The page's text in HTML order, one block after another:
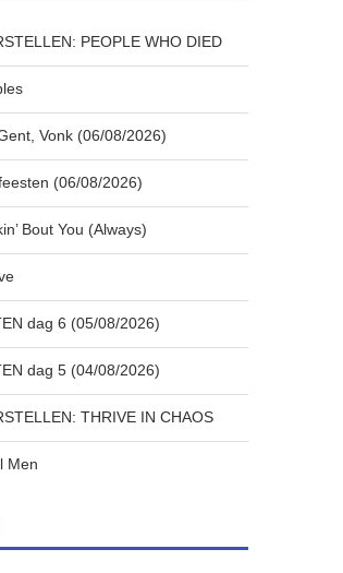
PEOPLE WHO DIED
Vonk (06/08/2026)
(06/08/2026)
Bout You (Always)
dag 6 (05/08/2026)
dag 5 (04/08/2026)
THRIVE IN CHAOS
Men